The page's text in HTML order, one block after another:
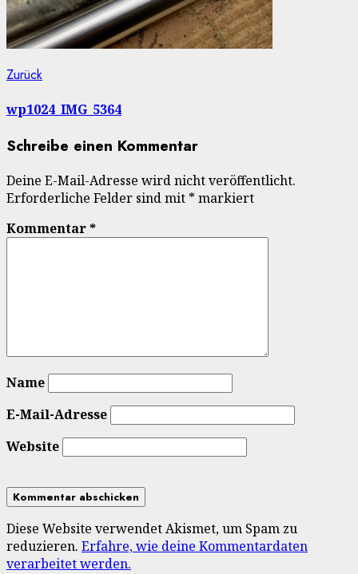
Beitragsnavigation
ZurückVorheriger
wp1024_IMG_5364
Schreibe einen Kommentar
Deine E-Mail-Adresse wird nicht veröffentlicht.
Erforderliche Felder sind mit * markiert
Kommentar*
Name
E-Mail-Adresse
Website
Diese Website verwendet Akismet, um Spam zu
reduzieren. Erfahre, wie deine Kommentardaten
verarbeitet werden.